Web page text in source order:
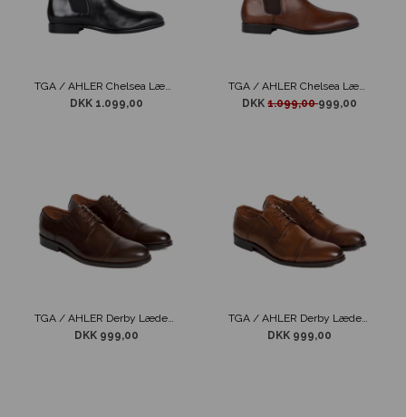
DKK 1.099,00
TGA / AHLER Chelsea Læder Støvle Tan
DKK1.099,00999,00
TGA / AHLER Derby Læder Sko Brun
DKK 999,00
TGA / AHLER Derby Læder Sko Cognac
DKK 999,00